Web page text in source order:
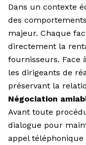
Dans un contexte
des
majeur. Chaque
directement la
fournisseurs. Face
les dirigeants de
préservant la
Négociation
Avant toute
dialogue pour
appel